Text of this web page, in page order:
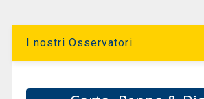
I nostri Osservatori